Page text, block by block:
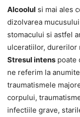
Alcoolul si mai ales
dizolvarea
stomacului si astfel
ulceratiilor, durerilor
Stresul intens poate
ne referim la
traumatismele
corpului,
infectiile grave,